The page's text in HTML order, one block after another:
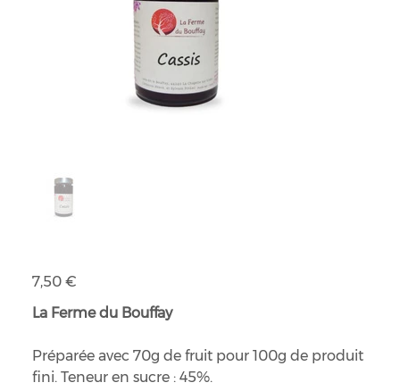
Prix
7,50 €
La Ferme du Bouffay
Préparée avec 70g de fruit pour 100g de produit
fini. Teneur en sucre : 45%.